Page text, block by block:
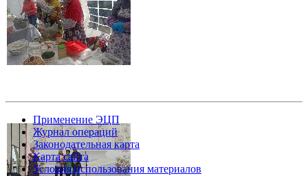
Применение ЭЦП
Журнал операций
Законодательная карта
Карта сайта
Условия использования материалов